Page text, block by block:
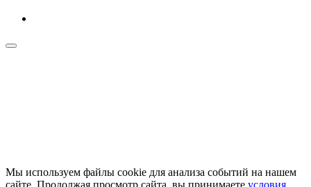
Мы используем файлы cookie для анализа событий на нашем
сайте. Продолжая просмотр сайта, вы принимаете условия